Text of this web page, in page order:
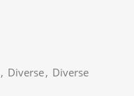
, Diverse, Diverse